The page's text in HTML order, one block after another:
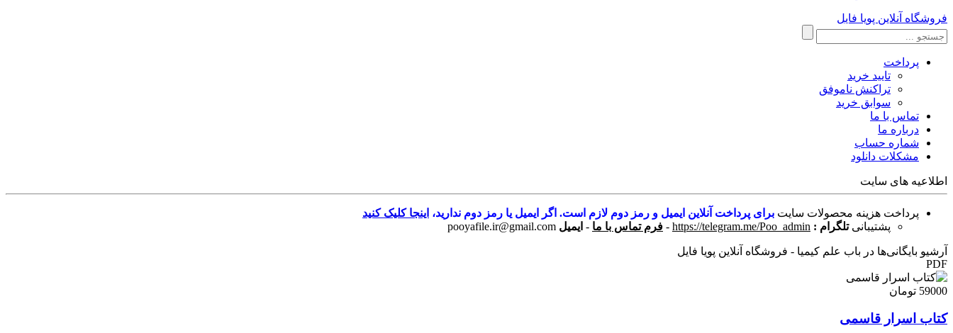
فروشگاه آنلاین پویا فایل
پرداخت
تایید خرید
تراکنش ناموفق
سوابق خرید
تماس با ما
درباره ما
شماره حساب
مشکلات دانلود
اطلاعیه های سایت
پرداخت هزینه محصولات سایت برای پرداخت آنلاین ایمیل و رمز دوم لازم است. اگر ایمیل یا رمز دوم ندارید، اینجا کلیک کنید
پشتیبانی تلگرام : https://telegram.me/Poo_admin
- فرم تماس با ما - ایمیل pooyafile.ir@gmail.com
آرشیو بایگانی‌ها در باب علم کیمیا - فروشگاه آنلاین پویا فایل
PDF
59000 تومان
کتاب اسرار قاسمی